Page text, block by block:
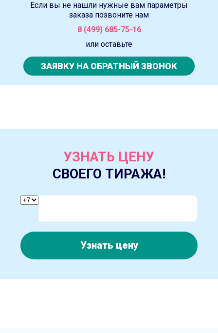
Если вы не нашли нужные вам параметры
заказа позвоните нам
8 (499) 685-75-16
или оставьте
ЗАЯВКУ НА ОБРАТНЫЙ ЗВОНОК
УЗНАТЬ ЦЕНУ
СВОЕГО ТИРАЖА!
Узнать цену